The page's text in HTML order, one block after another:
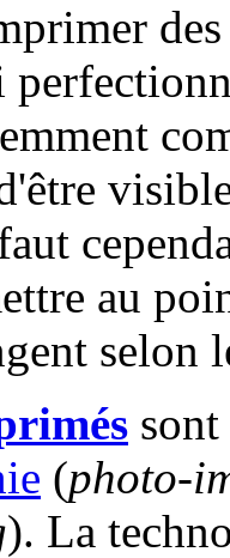
au
selon
(photo-
). La